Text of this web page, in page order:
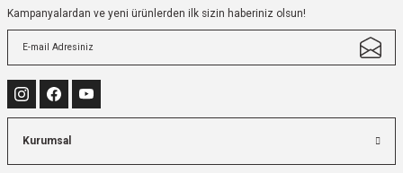
Kampanyalardan ve yeni ürünlerden ilk sizin haberiniz olsun!
Kurumsal